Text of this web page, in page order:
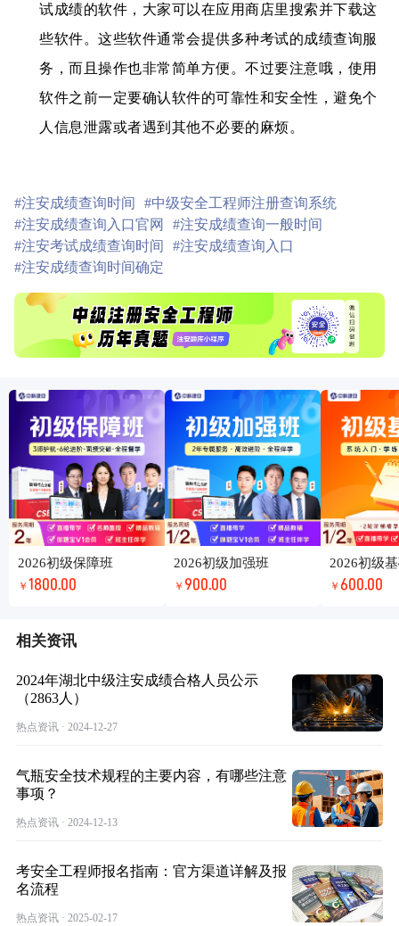
试成绩的软件，大家可以在应用商店里搜索并下载这
些软件。这些软件通常会提供多种考试的成绩查询服
务，而且操作也非常简单方便。不过要注意哦，使用
软件之前一定要确认软件的可靠性和安全性，避免个
人信息泄露或者遇到其他不必要的麻烦。
#注安成绩查询时间
#中级安全工程师注册查询系统
#注安成绩查询入口官网
#注安成绩查询一般时间
#注安考试成绩查询时间
#注安成绩查询入口
#注安成绩查询时间确定
2026初级保障班
￥ 1800.00
2026初级加强班
￥ 900.00
2026初级
￥ 600.00
相关资讯
2024年湖北中级注安成绩合格人员公示
（2863人）
热点资讯 · 2024-12-27
气瓶安全技术规程的主要内容，有哪些注意
事项？
热点资讯 · 2024-12-13
考安全工程师报名指南：官方渠道详解及报
名流程
热点资讯 · 2025-02-17